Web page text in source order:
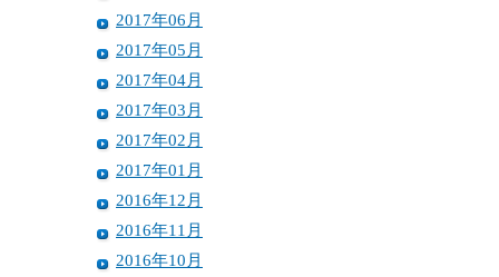
2017年06月
2017年05月
2017年04月
2017年03月
2017年02月
2017年01月
2016年12月
2016年11月
2016年10月